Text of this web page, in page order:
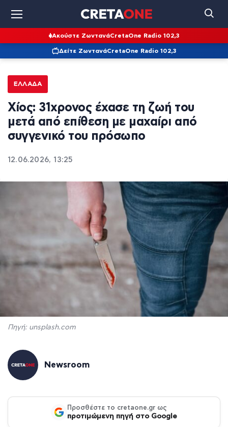
Ακούστε ΖωντανάCretaOne Radio 102,3
Δείτε ΖωντανάCretaOne Radio 102,3
ΕΛΛΆΔΑ
Χίος: 31χρονος έχασε τη ζωή του
μετά από επίθεση με μαχαίρι από
συγγενικό του πρόσωπο
12.06.2026, 13:25
Πηγή: unsplash.com
Newsroom
Προσθέστε το cretaone.gr ως
προτιμώμενη πηγή στο Google